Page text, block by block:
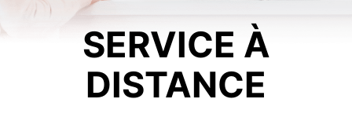
SERVICE À
DISTANCE